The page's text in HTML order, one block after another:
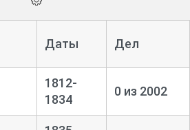
Даты Дел
1812-
1834
0 из 2002